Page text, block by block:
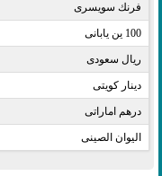
فرنك سويسرى​
100 ين يابانى​
ريال سعودى​
دينار كويتى​
درهم اماراتى​
اليوان الصينى​